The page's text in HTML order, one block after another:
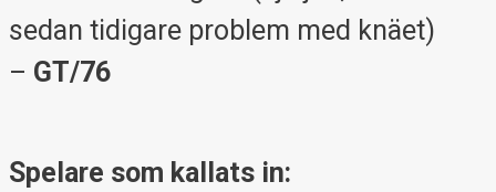
sedan tidigare problem med knäet)
– GT/76
Spelare som kallats in: